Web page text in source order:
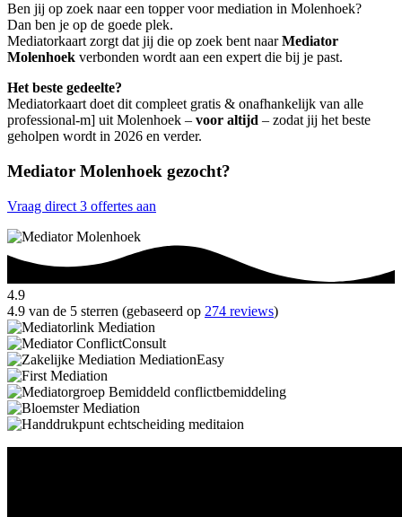
Ben jij op zoek naar een topper voor mediation in Molenhoek?
Dan ben je op de goede plek.
Mediatorkaart zorgt dat jij die op zoek bent naarMediator
Molenhoek verbonden wordt aan een expert die bij je past.
Het beste gedeelte?
Mediatorkaart doet dit compleet gratis & onafhankelijk van alle
professional-m] uit Molenhoek – voor altijd – zodat jij het beste
geholpen wordt in 2026 en verder.
Mediator Molenhoek gezocht?
Vraag direct 3 offertes aan
4.9
4.9 van de 5 sterren (gebaseerd op 274 reviews)